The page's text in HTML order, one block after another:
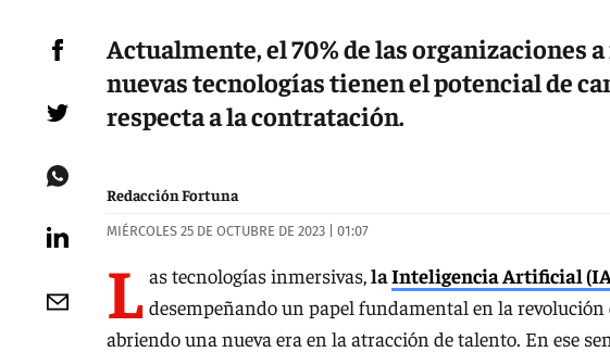
Actualmente, el 70% de las organizaciones
nuevas tecnologías tienen el potencial de
respecta a la contratación.
Redacción Fortuna
MIÉRCOLES 25 DE OCTUBRE DE 2023 | 01:07
L as tecnologías inmersivas,laInteligencia Artificial
desempeñando un papel fundamental en la
abriendo una nueva era en la atracción de talento. En ese